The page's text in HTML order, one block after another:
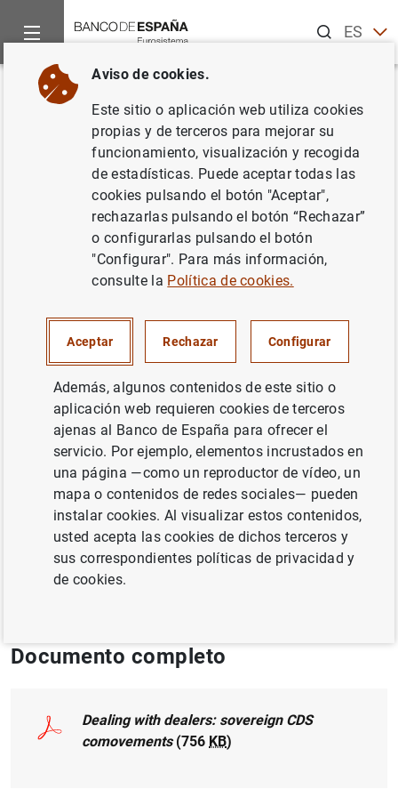
ESEN
Inicio Publicaciones
Volver
Dealing with dealers: sovereign
CDS comovements
Autor: Miguel Antón , Sergio Mayordomo
María Rodríguez-Moreno
RIESGOS FINANCIEROS
MÉTODOS CUANTITATIVOS DEUDA PÚBLICA
INSTITUCIONES FINANCIERAS, BANCOS
Publicado en:Journal of Banking and
Finance, Volume 90, May 2018, Pages 96-
112
Documento completo
Dealing with dealers: sovereign CDS
comovements(756 KB)
Aviso de cookies.
Este sitio o aplicación web utiliza cookies
propias y de terceros para mejorar su
funcionamiento, visualización y recogida
de estadísticas. Puede aceptar todas las
cookies pulsando el botón "Aceptar",
rechazarlas pulsando el botón “Rechazar”
o configurarlas pulsando el botón
"Configurar". Para más información,
consulte la Política de cookies.
Aceptar Rechazar Configurar
Además, algunos contenidos de este sitio o
aplicación web requieren cookies de terceros
ajenas al Banco de España para ofrecer el
servicio. Por ejemplo, elementos incrustados en
una página —como un reproductor de vídeo, un
mapa o contenidos de redes sociales— pueden
instalar cookies. Al visualizar estos contenidos,
usted acepta las cookies de dichos terceros y
sus correspondientes políticas de privacidad y
de cookies.